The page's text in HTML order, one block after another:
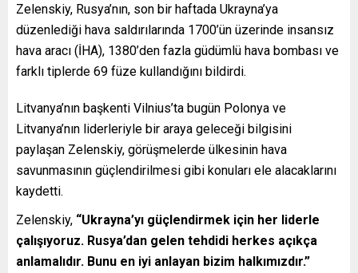
Zelenskiy, Rusya’nın, son bir haftada Ukrayna’ya
düzenlediği hava saldırılarında 1700’ün üzerinde insansız
hava aracı (İHA), 1380’den fazla güdümlü hava bombası ve
farklı tiplerde 69 füze kullandığını bildirdi.
Litvanya’nın başkenti Vilnius’ta bugün Polonya ve
Litvanya’nın liderleriyle bir araya geleceği bilgisini
paylaşan Zelenskiy, görüşmelerde ülkesinin hava
savunmasının güçlendirilmesi gibi konuları ele alacaklarını
kaydetti.
Zelenskiy, “Ukrayna’yı güçlendirmek için her liderle
çalışıyoruz. Rusya’dan gelen tehdidi herkes açıkça
anlamalıdır. Bunu en iyi anlayan bizim halkımızdır.”